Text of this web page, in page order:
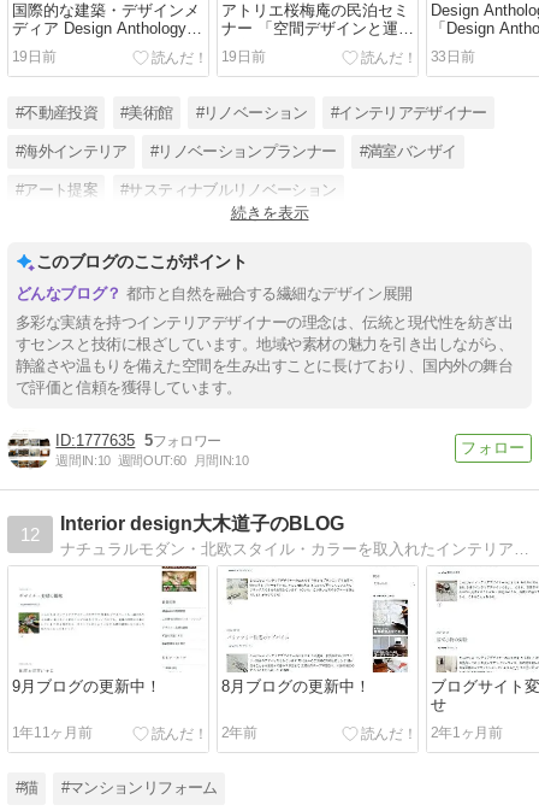
国際的な建築・デザインメ
ディア Design Anthology
主催 「Design Anthology
Awards」ノミネートのご報
告
19日前
アトリエ桜梅庵の民泊セミ
ナー 「空間デザインと運営
の実例」
19日前
Design
「Design
Awards」 ブテ
ル部門/
ートされまし
33日前
#不動産投資 #美術館 #リノベーション #インテリアデザイナー
#海外インテリア #リノベーションプランナー #満室バンザイ
#アート提案 #サスティナブルリノベーション
#スケルトンリノベーション
続きを表示
このブログのここがポイント
都市と自然を融合する繊細なデザイン展開
多彩な実績を持つインテリアデザイナーの理念は、伝統と現代性を紡ぎ出
すセンスと技術に根ざしています。地域や素材の魅力を引き出しながら、
静謐さや温もりを備えた空間を生み出すことに長けており、国内外の舞台
で評価と信頼を獲得しています。
1777635 5
週間IN:10 週間OUT:60 月間IN:10
12
Interior design大木道子のBLOG
9月ブログの更新中！
1年11ヶ月前
8月ブログの更新中！
2年前
ブログサイト
せ
2年1ヶ月前
#猫 #マンションリフォーム